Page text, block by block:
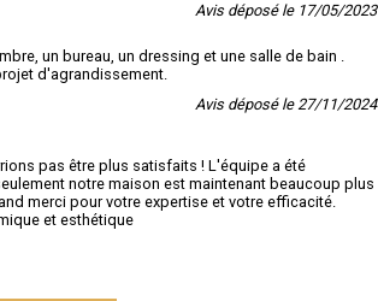
Avis déposé le 17/05/2023
un bureau, un dressing et une salle de bain .
d'agrandissement.
Avis déposé le 27/11/2024
pas être plus satisfaits ! L'équipe a été
notre maison est maintenant beaucoup plus
merci pour votre expertise et votre efficacité.
et esthétique